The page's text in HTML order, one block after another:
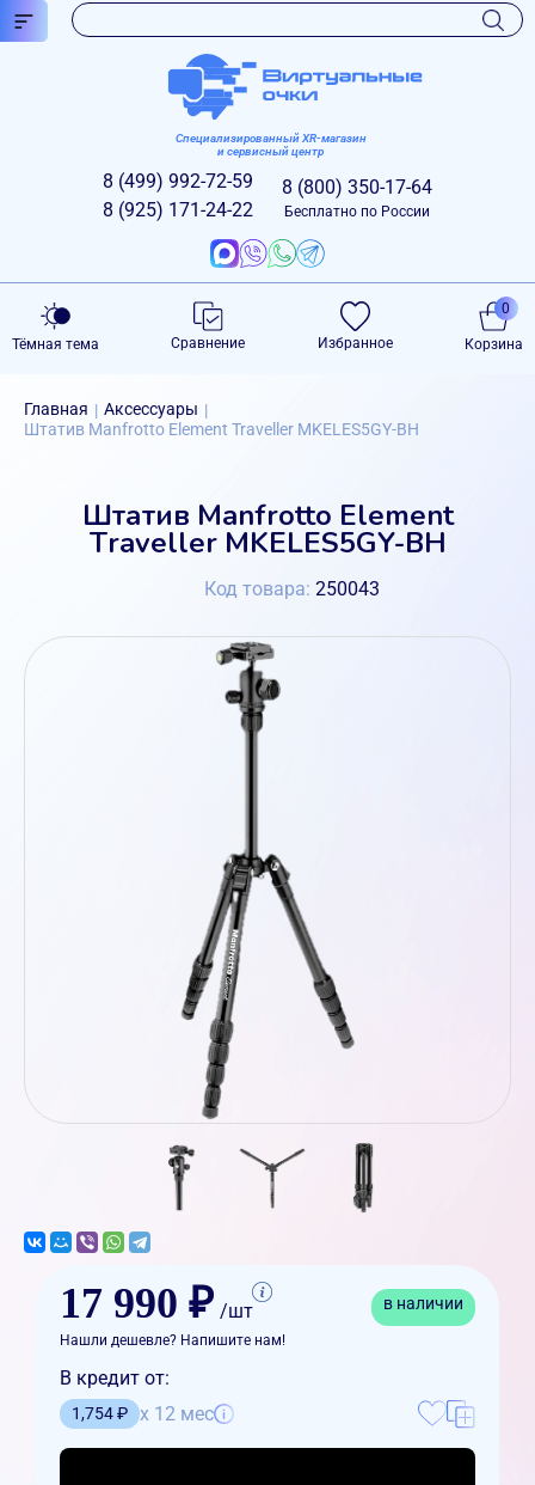
Специализированный XR-магазин
и сервисный центр
8 (499) 992-72-59
8 (925) 171-24-22
8 (800) 350-17-64
Бесплатно по России
Тёмная тема Сравнение Избранное Корзина
0
Главная | Аксессуары |
Штатив Manfrotto Element Traveller MKELES5GY-BH
Штатив Manfrotto Element
Traveller MKELES5GY-BH
Код товара: 250043
17 990 ₽ /шт в наличии
Нашли дешевле? Напишите нам!
В кредит от:
1,754 ₽ x 12 мес